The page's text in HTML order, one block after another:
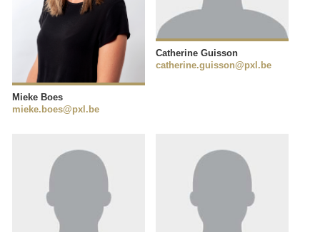
Mieke Boes
mieke.boes@pxl.be
Catherine Guisson
catherine.guisson@pxl.be